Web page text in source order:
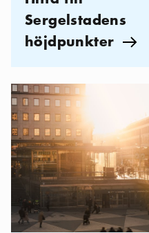
Sergelstadens
höjdpunkter Pil
Kategorier:Sevärdheter